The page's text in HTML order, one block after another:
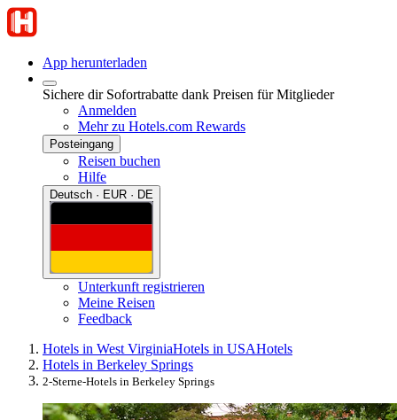
App herunterladen
Sichere dir Sofortrabatte dank Preisen für Mitglieder
Anmelden
Mehr zu Hotels.com Rewards
Posteingang
Reisen buchen
Hilfe
Deutsch · EUR · DE
Unterkunft registrieren
Meine Reisen
Feedback
Hotels in West VirginiaHotels in USAHotels
Hotels in Berkeley Springs
2-Sterne-Hotels in Berkeley Springs